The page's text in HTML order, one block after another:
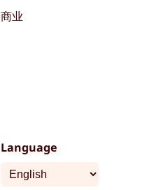
商业
Language